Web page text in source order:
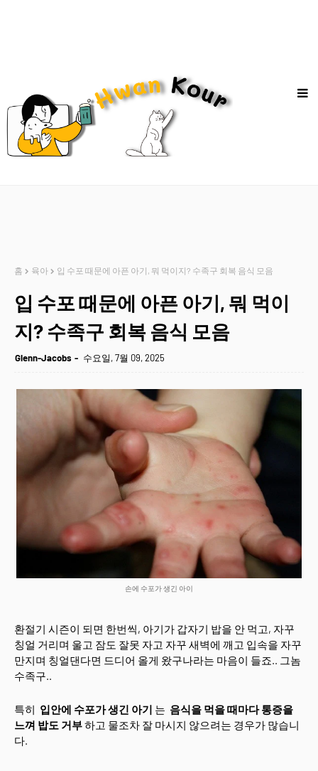
홈 육아 입 수포 때문에 아픈 아기, 뭐 먹이지? 수족구 회복 음식 모음
입 수포 때문에 아픈 아기, 뭐 먹이
지? 수족구 회복 음식 모음
Glenn-Jacobs 수요일, 7월 09, 2025
손에 수포가 생긴 아이
환절기 시즌이 되면 한번씩, 아기가 갑자기 밥을 안 먹고, 자꾸
칭얼 거리며 울고 잠도 잘못 자고 자꾸 새벽에 깨고 입속을 자꾸
만지며 칭얼댄다면 드디어 올게 왔구나라는 마음이 들죠.. 그놈
수족구..
특히 입안에 수포가 생긴 아기 는 음식을 먹을 때마다 통증을
느껴 밥도 거부하고 물조차 잘 마시지 않으려는 경우가 많습니
다.